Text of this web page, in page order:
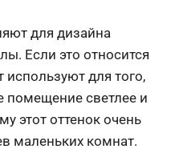
для дизайна
Если это относится
используют для того,
помещение светлее и
этот оттенок очень
маленьких комнат.